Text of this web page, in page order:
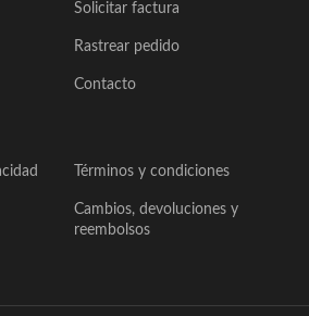
Solicitar factura
Rastrear pedido
Contacto
Términos y condiciones
Cambios, devoluciones y
reembolsos